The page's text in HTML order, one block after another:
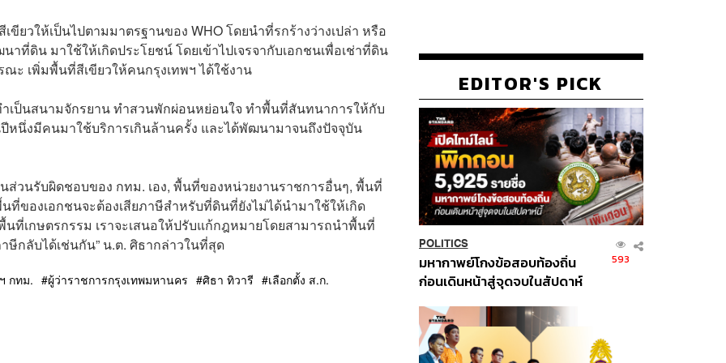
ยวให้เป็นไปตามมาตรฐานของ WHO โดยนำที่รกร้างว่างเปล่า หรือ
ที่ดิน มาใช้ให้เกิดประโยชน์ โดยเข้าไปเจรจากับเอกชนเพื่อเช่าที่ดิน
ะ เพิ่มพื้นที่สีเขียวให้คนกรุงเทพฯ ได้ใช้งาน
ำเป็นสนามจักรยาน ทำสวนพักผ่อนหย่อนใจ ทำพื้นที่สันทนาการให้กับ
นึ่งมีคนมาใช้บริการเกินล้านครั้ง และได้พัฒนามาจนถึงปัจจุบัน
วนรับผิดชอบของ กทม. เอง, พื้นที่ของหน่วยงานราชการอื่นๆ, พื้นที่
ของเอกชนจะต้องเสียภาษีสำหรับที่ดินที่ยังไม่ได้นำมาใช้ให้เกิด
ที่เกษตรกรรม เราจะเสนอให้ปรับแก้กฎหมายโดยสามารถนำพื้นที่
กลับได้เช่นกัน” น.ต. ศิธากล่าวในที่สุด
กทม. ผู้ว่าราชการกรุงเทพมหานคร ศิธา ทิวารี เลือกตั้ง ส.ก.
EDITOR'S PICK
POLITICS
มหากาพย์โกงข้อสอบท้องถิ่น
ก่อนเดินหน้าสู่จุดจบในสัปดาห์
593